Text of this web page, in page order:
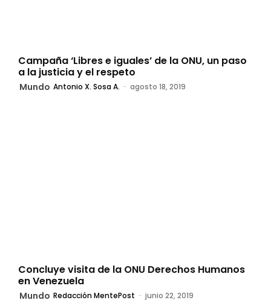
Campaña ‘Libres e iguales’ de la ONU, un paso
a la justicia y el respeto
Mundo Antonio X. Sosa A. - agosto 18, 2019
Concluye visita de la ONU Derechos Humanos
en Venezuela
Mundo Redacción MentePost - junio 22, 2019